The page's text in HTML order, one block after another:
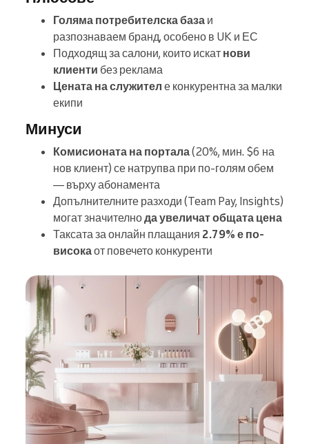
Голяма потребителска база и
разпознаваем бранд, особено в UK и ЕС
Подходящ за салони, които искат нови
клиенти без реклама
Цената на служител е конкурентна за малки
екипи
Минуси
Комисионата на портала(20%, мин. $6 на
нов клиент) се натрупва при по-голям обем
— върху абонамента
Допълнителните разходи (Team Pay, Insights)
могат значителнода увеличат общата цена
Таксата за онлайн плащания 2.79% е по-
високаот повечето конкуренти